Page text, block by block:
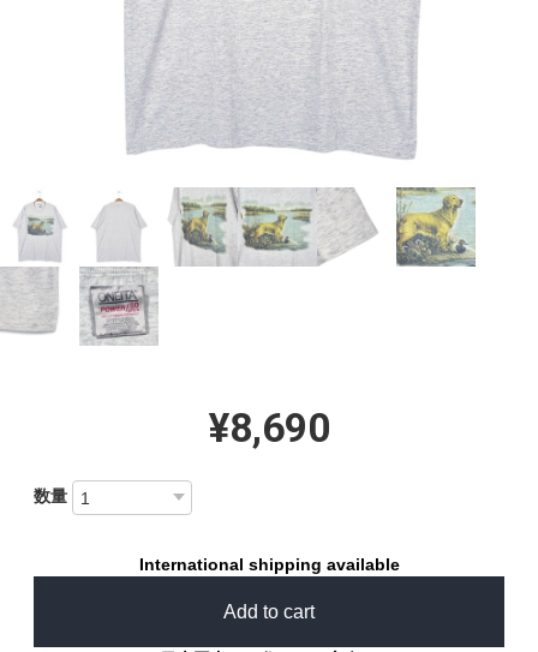
¥8,690
数量
International shipping available
Add to cart